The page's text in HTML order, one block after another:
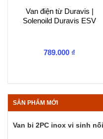
Van điện từ Duravis |
Solenoild Duravis ESV
789.000 ₫
SẢN PHẨM MỚI
Van bi 2PC inox vi sinh